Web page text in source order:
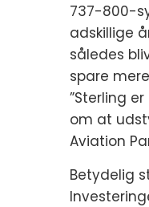
737-800-
adskillige
således
spare
”Sterling
om at
Aviation
Betydelig